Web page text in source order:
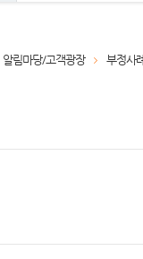
알림마당/고객광장 부정사